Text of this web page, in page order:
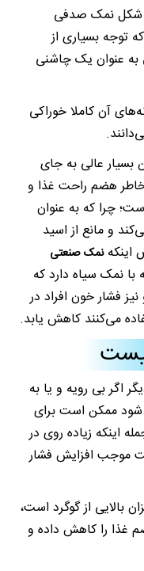
شکل نمک صدفی
توجه بسیاری از
به عنوان یک چاشنی
آن کاملا خوراکی
بسیار عالی به جای
هضم راحت غذا و
چرا که به عنوان
و مانع از اسید
اینکهنمک صنعتی
با نمک سیاه دارد که
فشار خون افراد در
می‌کنند کاهش یابد.
اگر بی رویه و یا به
شود ممکن است برای
اینکه زیاده روی در
موجب افزایش فشار
بالایی از گوگرد است،
غذا را کاهش داده و